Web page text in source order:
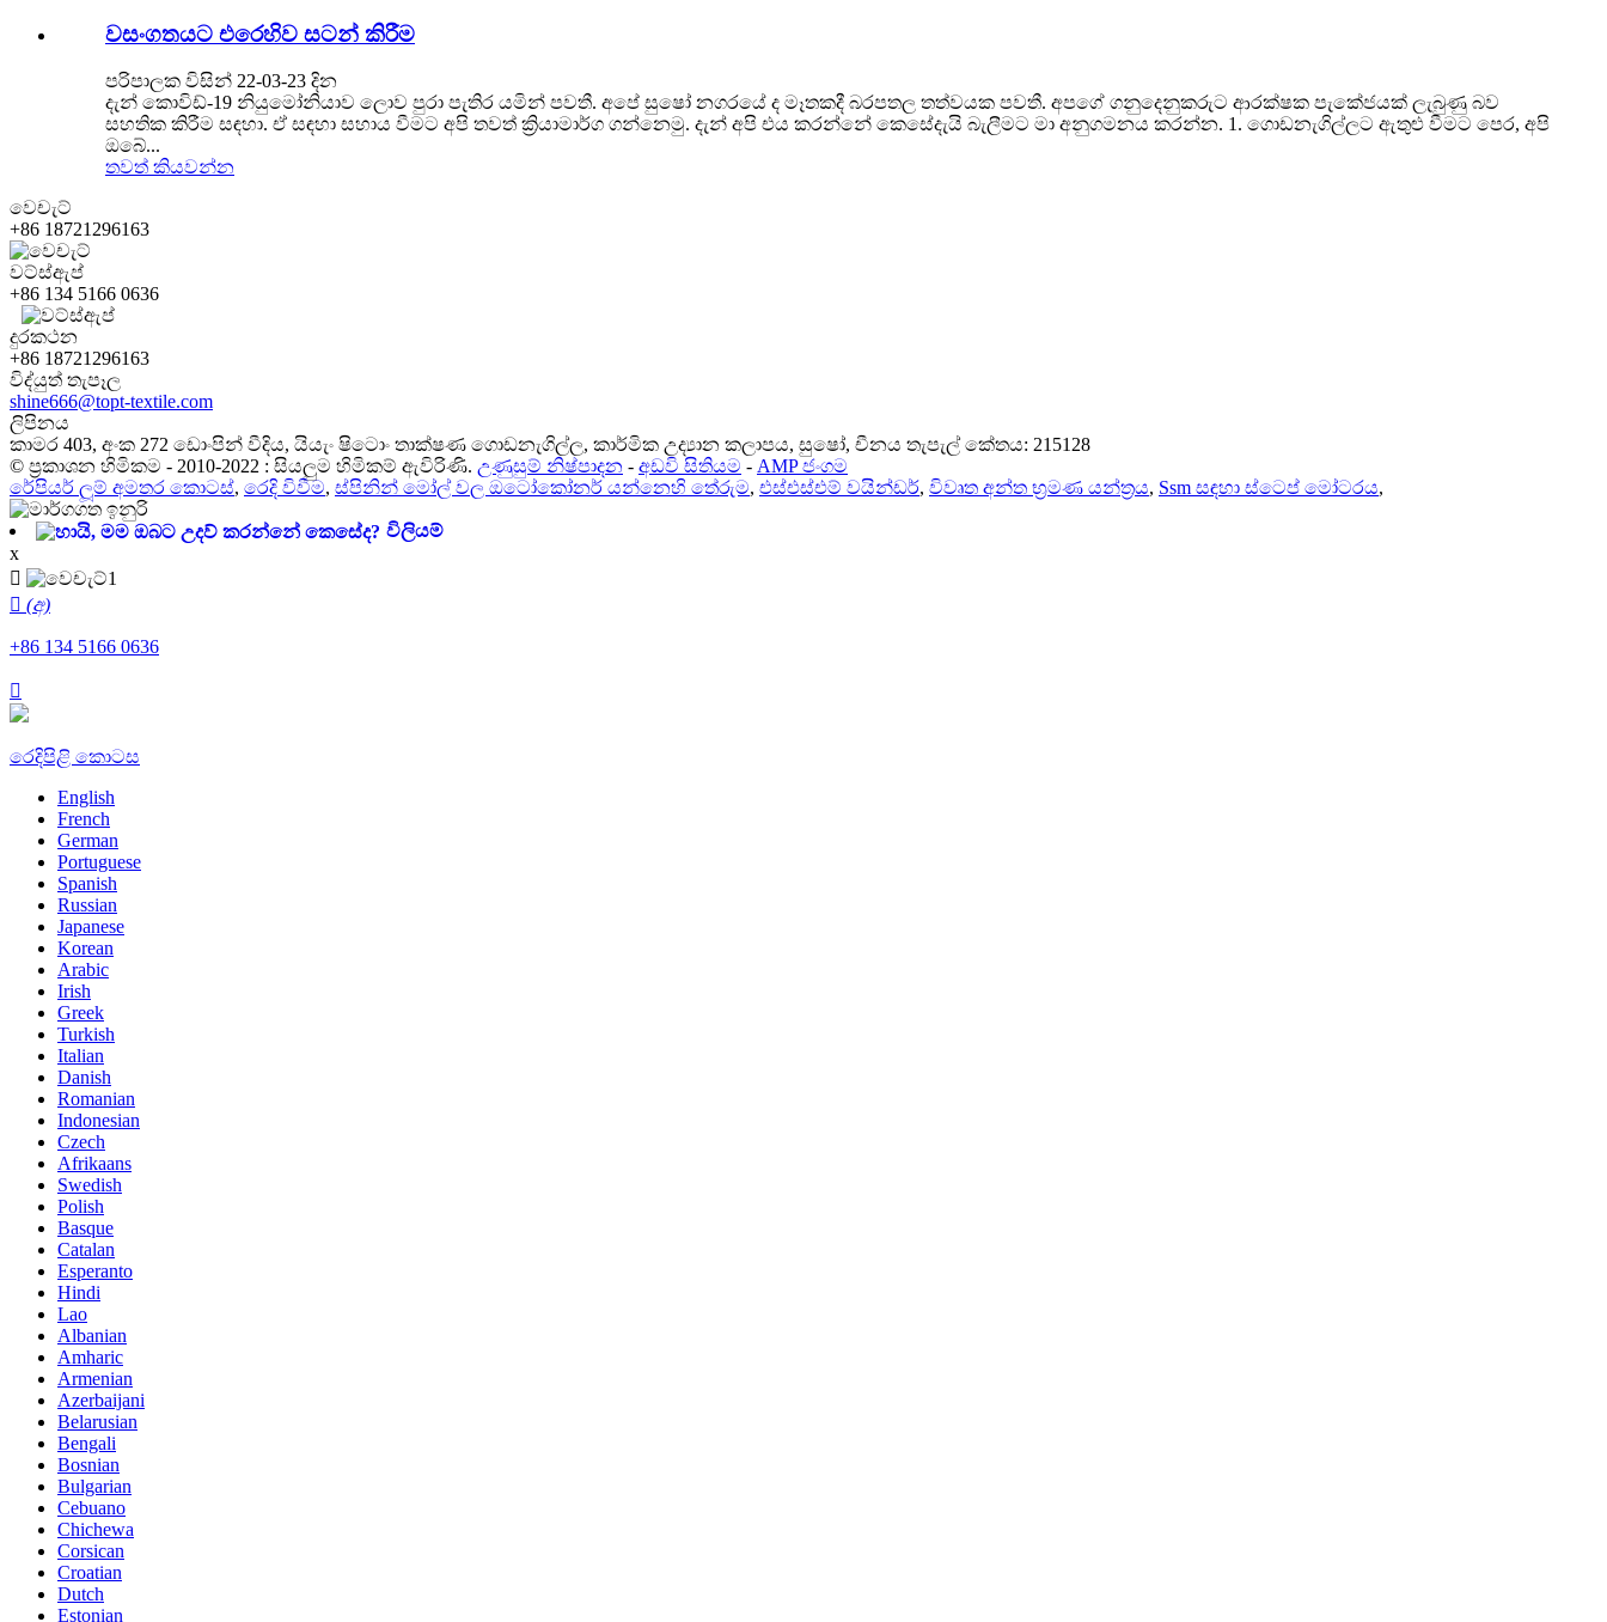
වසංගතයට එරෙහිව සටන් කිරීම
පරිපාලක විසින් 22-03-23 ​​දින
දැන් කොවිඩ්-19 නියුමෝනියාව ලොව පුරා පැතිර යමින් පවතී. අපේ සුෂෝ නගරයේ ද මෑතකදී බරපතල තත්වයක පවතී. අපගේ ගනුදෙනුකරුට ආරක්ෂක පැකේජයක් ලැබුණු බව
සහතික කිරීම සඳහා. ඒ සඳහා සහාය වීමට අපි තවත් ක්‍රියාමාර්ග ගන්නෙමු. දැන් අපි එය කරන්නේ කෙසේදැයි බැලීමට මා අනුගමනය කරන්න. 1. ගොඩනැගිල්ලට ඇතුළු වීමට පෙර, අපි
ඔබේ...
තවත් කියවන්න
වෙචැට්
+86 18721296163
වට්ස්ඇප්
+86 134 5166 0636
දුරකථන
+86 18721296163
විද්යුත් තැපෑල
shine666@topt-textile.com
ලිපිනය
කාමර 403, අංක 272 ඩොංපින් වීදිය, යියැං ෂිටොං තාක්ෂණ ගොඩනැගිල්ල, කාර්මික උද්‍යාන කලාපය, සුෂෝ, චීනය තැපැල් කේතය: 215128
© ප්‍රකාශන හිමිකම - 2010-2022 : සියලුම හිමිකම් ඇවිරිණි. උණුසුම් නිෂ්පාදන - අඩවි සිතියම - AMP ජංගම
රේපියර් ලූම් අමතර කොටස්, රෙදි විවීම, ස්පිනින් මෝල් වල ඔටෝකෝනර් යන්නෙහි තේරුම, එස්එස්එම් වයින්ඩර්, විවෘත අන්ත භ්‍රමණ යන්ත්‍රය, Ssm සඳහා ස්ටෙප් මෝටරය,
විලියම්
x

 (අ)
+86 134 5166 0636

රෙදිපිළි කොටස
English
French
German
Portuguese
Spanish
Russian
Japanese
Korean
Arabic
Irish
Greek
Turkish
Italian
Danish
Romanian
Indonesian
Czech
Afrikaans
Swedish
Polish
Basque
Catalan
Esperanto
Hindi
Lao
Albanian
Amharic
Armenian
Azerbaijani
Belarusian
Bengali
Bosnian
Bulgarian
Cebuano
Chichewa
Corsican
Croatian
Dutch
Estonian